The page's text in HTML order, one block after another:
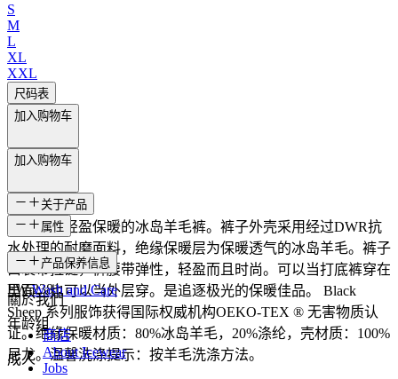
S
M
L
XL
XXL
尺码表
加入购物车
加入购物车
关于产品
这是一款轻盈保暖的冰岛羊毛裤。裤子外壳采用经过DWR抗
水处理的耐磨面料，绝缘保暖层为保暖透气的冰岛羊毛。裤子
口袋带拉链，裤腰带弹性，轻盈而且时尚。可以当打底裤穿在
里面，也可以当外层穿。是追逐极光的保暖佳品。 Black
Sheep 系列服饰获得国际权威机构OEKO-TEX ® 无害物质认
证。绝缘保暖材质：80%冰岛羊毛，20%涤纶，壳材质：100%
尼龙。温馨洗涤提示：按羊毛洗涤方法。
属性
SKU
FW-2381
年龄组
成人
产品保养信息
Wash and Care
關於我們
商店
About Icewear
Jobs